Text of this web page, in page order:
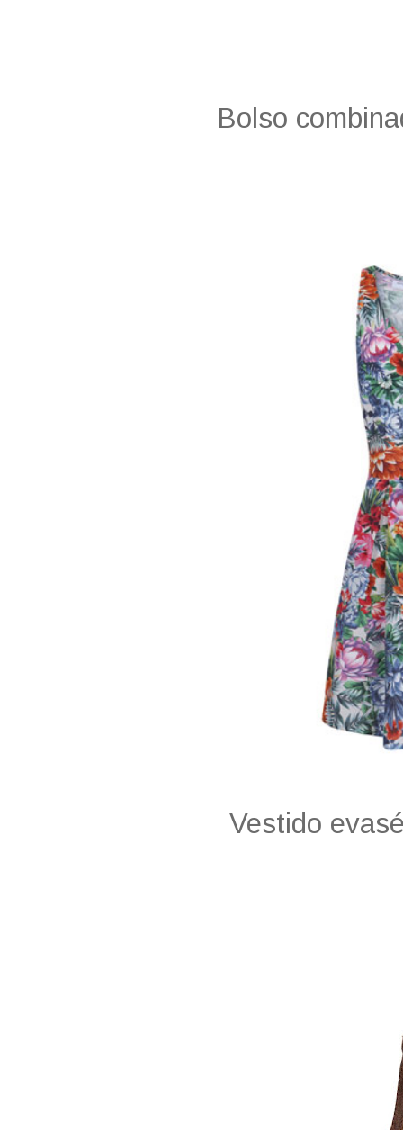
Bolso
Vestido